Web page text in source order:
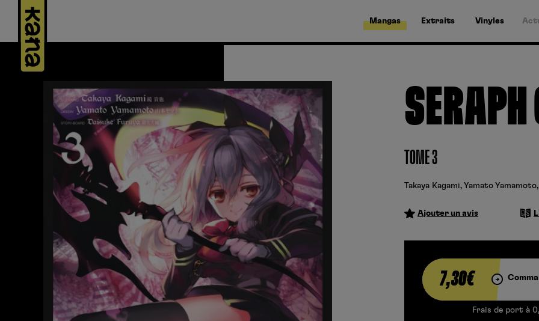
Mangas Extraits Vinyles
SERAPH
TOME 3
Takaya Kagami, Yamato Yamamoto,
Ajouter un avis
7,30€
Frais de port à
Panneau de gestion des cookies